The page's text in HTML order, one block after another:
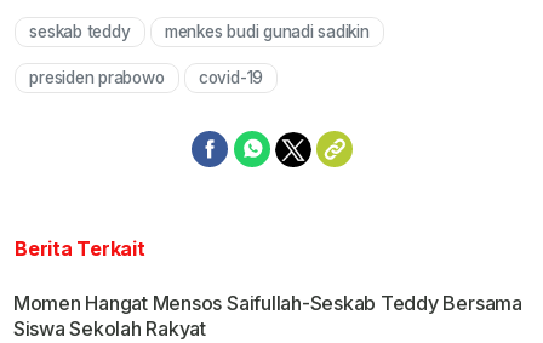
seskab teddy menkes budi gunadi sadikin
presiden prabowo covid-19
Berita Terkait
Momen Hangat Mensos Saifullah-Seskab Teddy Bersama
Siswa Sekolah Rakyat